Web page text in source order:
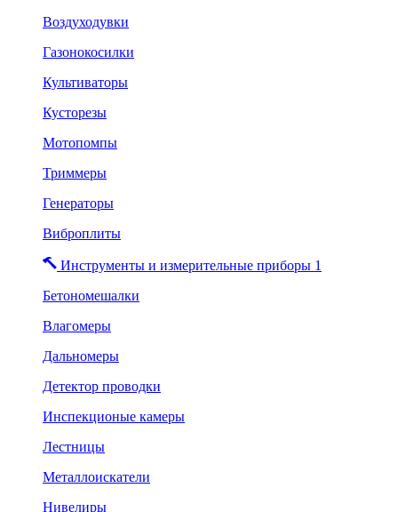
Воздуходувки
Газонокосилки
Культиваторы
Кусторезы
Мотопомпы
Триммеры
Генераторы
Виброплиты
Инструменты и измерительные приборы 1
Бетономешалки
Влагомеры
Дальномеры
Детектор проводки
Инспекционые камеры
Лестницы
Металлоискатели
Нивелиры